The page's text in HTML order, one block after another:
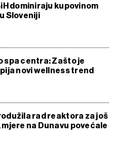
dominiraju kupovinom
Sloveniji
spa centra: Zašto je
novi wellness trend
rad reaktora za još
na Dunavu povećale